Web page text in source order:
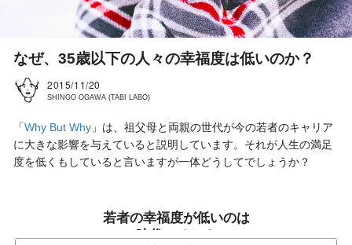
なぜ、35歳以下の人々の幸福度は低いのか？
2015/11/20
SHINGO OGAWA (TABI LABO)
「Why But Why 」は、祖父母と両親の世代が今の若者のキャリア
に大きな影響を与えていると説明しています。それが人生の満足
度を低くもしていると言いますが一体どうしてでしょうか？
若者の幸福度が低いのは
時代のせい？